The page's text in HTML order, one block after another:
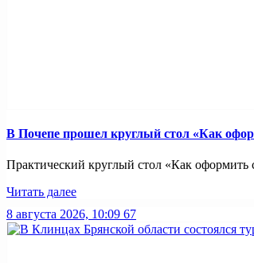
В Почепе прошел круглый стол «Как
Практический круглый стол «Как оформить
Читать далее
8 августа 2026, 10:09 67